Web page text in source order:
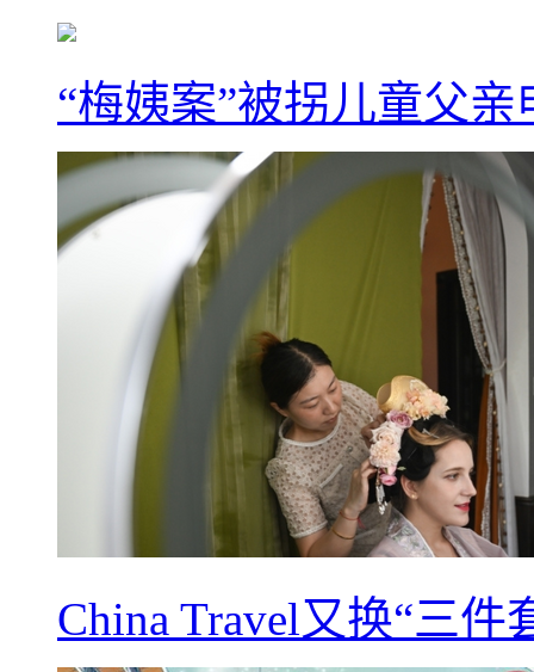
“梅姨案”被拐儿童父
China Travel又换“三